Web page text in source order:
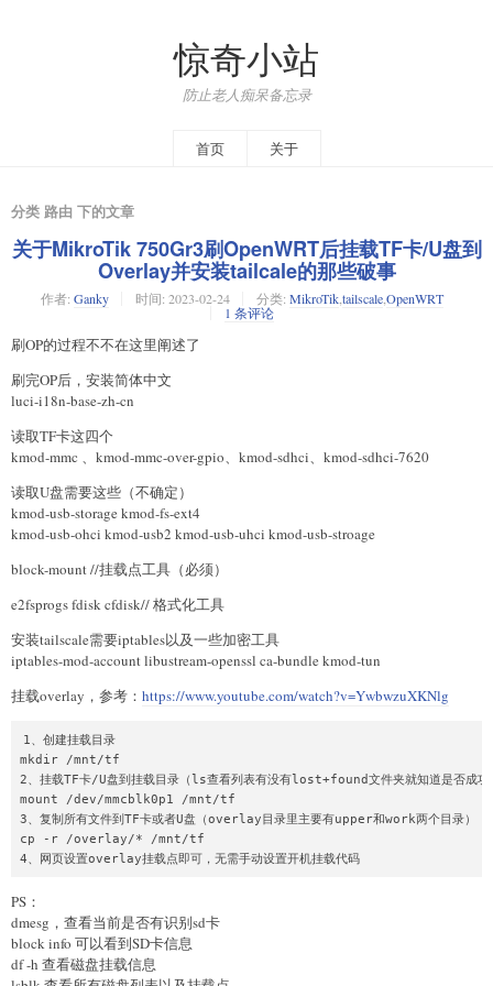
惊奇小站
防止老人痴呆备忘录
首页 关于
分类 路由 下的文章
关于MikroTik 750Gr3刷OpenWRT后挂载TF卡/U盘到
Overlay并安装tailcale的那些破事
作者: Ganky 时间: 2023-02-24 分类: MikroTiktailscaleOpenWRT
1 条评论
刷OP的过程不不在这里阐述了
刷完OP后，安装简体中文
luci-i18n-base-zh-cn
读取TF卡这四个
kmod-mmc 、kmod-mmc-over-gpio、kmod-sdhci、kmod-sdhci-7620
读取U盘需要这些（不确定）
kmod-usb-storage kmod-fs-ext4
kmod-usb-ohci kmod-usb2 kmod-usb-uhci kmod-usb-stroage
block-mount //挂载点工具（必须）
e2fsprogs fdisk cfdisk// 格式化工具
安装tailscale需要iptables以及一些加密工具
iptables-mod-account libustream-openssl ca-bundle kmod-tun
挂载overlay，参考： https://www.youtube.com/watch?v=YwbwzuXKNlg
1、创建挂载目录
mkdir /mnt/tf
2、挂载TF卡/U盘到挂载目录（ls查看列表有没有lost+found文件夹就知道是否成功
mount /dev/mmcblk0p1 /mnt/tf
3、复制所有文件到TF卡或者U盘（overlay目录里主要有upper和work两个目录）
cp -r /overlay/* /mnt/tf
PS：
dmesg，查看当前是否有识别sd卡
block info 可以看到SD卡信息
df -h 查看磁盘挂载信息